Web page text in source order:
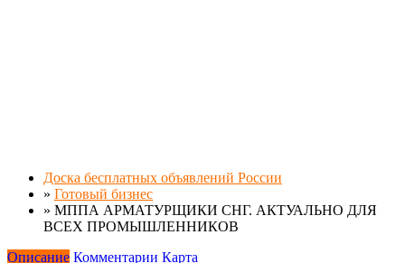
Доска бесплатных объявлений России
» Готовый бизнес
» МППА АРМАТУРЩИКИ СНГ. АКТУАЛЬНО ДЛЯ
ВСЕХ ПРОМЫШЛЕННИКОВ
Описание Комментарии Карта